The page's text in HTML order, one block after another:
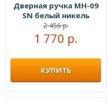
Дверная ручка MH-09
SN белый никель
2 456 р.
1 770 р.
КУПИТЬ